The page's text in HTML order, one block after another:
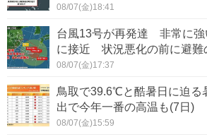
08/07(金)18:41
台風13号が再発達 非常に強
に接近 状況悪化の前に避難
08/07(金)17:37
鳥取で39.6℃と酷暑日に迫
出で今年一番の高温も(7日)
08/07(金)15:59